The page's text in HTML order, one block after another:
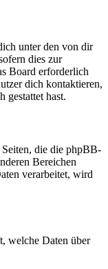
unter den von dir
dies zur
Board erforderlich
dich kontaktieren,
gestattet hast.
die die phpBB-
Bereichen
verarbeitet, wird
welche Daten über